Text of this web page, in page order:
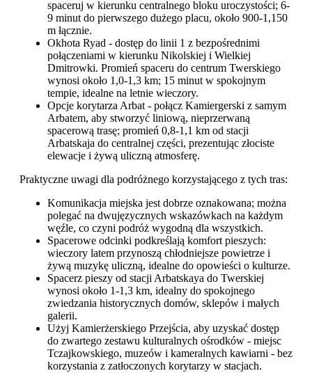
spaceruj w kierunku centralnego bloku uroczystości; 6-
9 minut do pierwszego dużego placu, około 900-1,150
m łącznie.
Okhota Ryad - dostęp do linii 1 z bezpośrednimi
połączeniami w kierunku Nikolskiej i Wielkiej
Dmitrowki. Promień spaceru do centrum Twerskiego
wynosi około 1,0-1,3 km; 15 minut w spokojnym
tempie, idealne na letnie wieczory.
Opcje korytarza Arbat - połącz Kamiergerski z samym
Arbatem, aby stworzyć liniową, nieprzerwaną
spacerową trasę; promień 0,8-1,1 km od stacji
Arbatskaja do centralnej części, prezentując złociste
elewacje i żywą uliczną atmosferę.
Praktyczne uwagi dla podróżnego korzystającego z tych tras:
Komunikacja miejska jest dobrze oznakowana; można
polegać na dwujęzycznych wskazówkach na każdym
węźle, co czyni podróż wygodną dla wszystkich.
Spacerowe odcinki podkreślają komfort pieszych:
wieczory latem przynoszą chłodniejsze powietrze i
żywą muzykę uliczną, idealne do opowieści o kulturze.
Spacerz pieszy od stacji Arbatskaya do Twerskiej
wynosi około 1-1,3 km, idealny do spokojnego
zwiedzania historycznych domów, sklepów i małych
galerii.
Użyj Kamierżerskiego Przejścia, aby uzyskać dostęp
do zwartego zestawu kulturalnych ośrodków - miejsc
Tczajkowskiego, muzeów i kameralnych kawiarni - bez
korzystania z zatłoczonych korytarzy w stacjach.